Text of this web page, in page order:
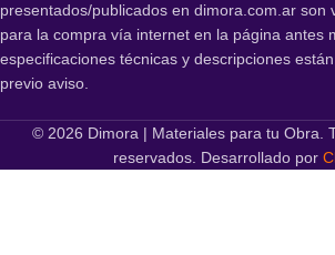
presentados/publicados en dimora.com.ar son
para la compra vía internet en la página antes
especificaciones técnicas y descripciones
previo aviso.
© 2026 Dimora | Materiales para tu Obra.
reservados. Desarrollado por